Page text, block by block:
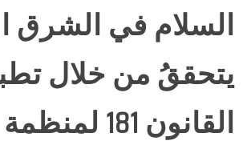
السلام في الشرق
يتحققُ من خلال
القانون 181